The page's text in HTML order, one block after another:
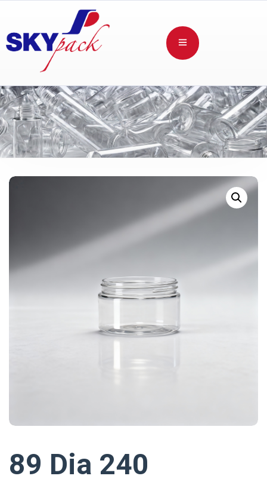
89 Dia 240